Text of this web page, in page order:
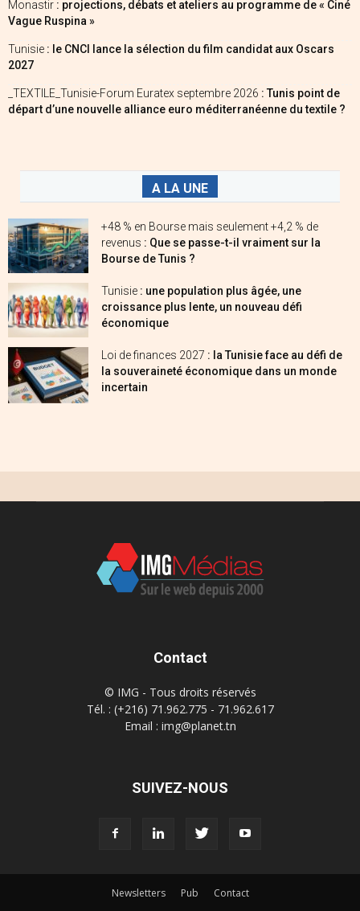
Monastir : projections, débats et ateliers au programme de « Ciné
Vague Ruspina »
Tunisie : le CNCI lance la sélection du film candidat aux Oscars
2027
_TEXTILE_Tunisie-Forum Euratex septembre 2026 : Tunis point de
départ d’une nouvelle alliance euro méditerranéenne du textile ?
A LA UNE
+48 % en Bourse mais seulement +4,2 % de
revenus : Que se passe-t-il vraiment sur la
Bourse de Tunis ?
Tunisie : une population plus âgée, une
croissance plus lente, un nouveau défi
économique
Loi de finances 2027 : la Tunisie face au défi de
la souveraineté économique dans un monde
incertain
Contact
© IMG - Tous droits réservés
Tél. : (+216) 71.962.775 - 71.962.617
Email : img@planet.tn
SUIVEZ-NOUS
Newsletters Pub Contact